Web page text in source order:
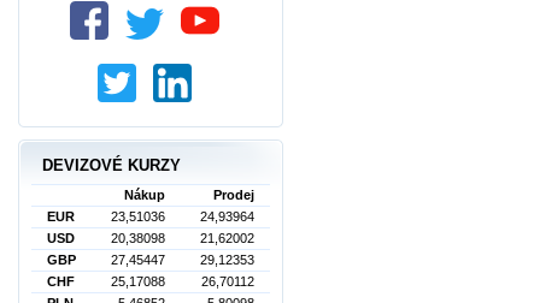
DEVIZOVÉ KURZY
Nákup
Prodej
EUR
23,51036
24,93964
USD
20,38098
21,62002
GBP
27,45447
29,12353
CHF
25,17088
26,70112